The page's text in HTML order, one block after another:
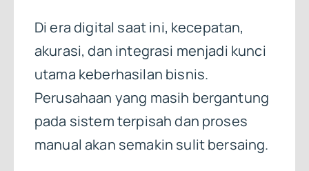
Di era digital saat ini, kecepatan,
akurasi, dan integrasi menjadi kunci
utama keberhasilan bisnis.
Perusahaan yang masih bergantung
pada sistem terpisah dan proses
manual akan semakin sulit bersaing.